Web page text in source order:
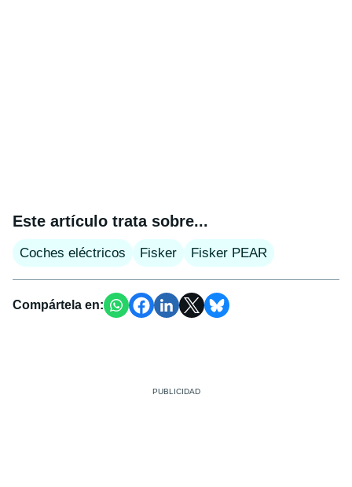
Este artículo trata sobre...
Coches eléctricos Fisker Fisker PEAR
Compártela en: